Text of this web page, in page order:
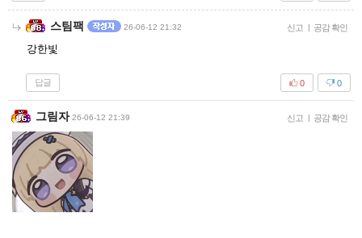
스팀팩 26-06-12 21:32 신고 공감 확인
강한빛
답글 0
0
그림자 26-06-12 21:39 신고 공감 확인